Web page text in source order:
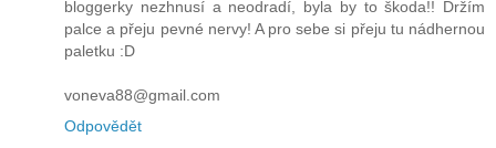
bloggerky nezhnusí a neodradí, byla by to škoda!! Držím
palce a přeju pevné nervy! A pro sebe si přeju tu nádhernou
paletku :D
voneva88@gmail.com
Odpovědět